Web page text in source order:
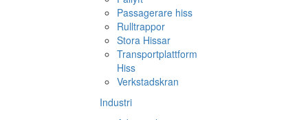
Passagerare hiss
Rulltrappor
Stora Hissar
Transportplattform
Hiss
Verkstadskran
Industri